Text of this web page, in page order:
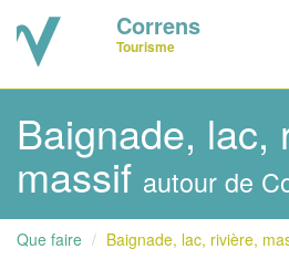
Correns
Tourisme
Baignade, lac,
massif autour de
Que faire Baignade, lac, rivière,